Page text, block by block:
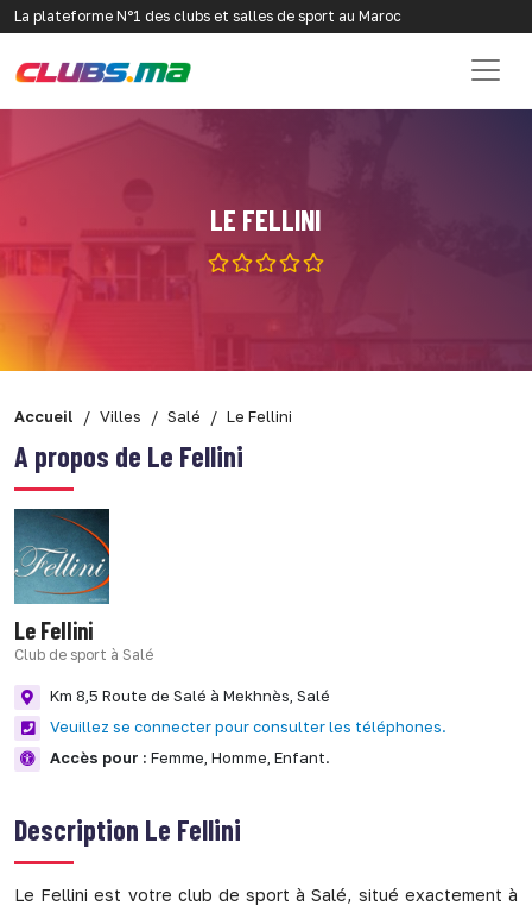
La plateforme N°1 des clubs et salles de sport au Maroc
LE FELLINI
Accueil Villes Salé Le Fellini
A propos de Le Fellini
Le Fellini
Club de sport à Salé
Km 8,5 Route de Salé à Mekhnès, Salé
Veuillez se connecter pour consulter les téléphones.
Accès pour : Femme, Homme, Enfant.
Description Le Fellini
Le Fellini est votre club de sport à Salé, situé exactement à